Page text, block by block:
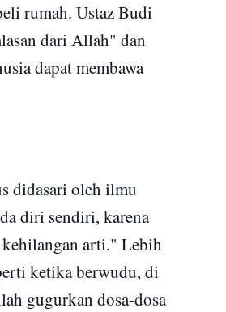
rumah. Ustaz Budi
dari Allah" dan
dapat membawa
didasari oleh ilmu
diri sendiri, karena
arti." Lebih
ketika berwudu, di
gugurkan dosa-dosa